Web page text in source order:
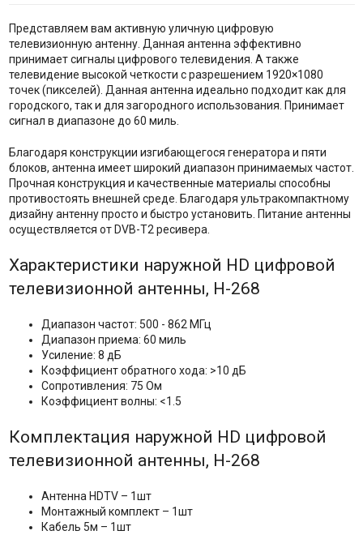
Представляем вам активную уличную цифровую
телевизионную антенну. Данная антенна эффективно
принимает сигналы цифрового телевидения. А также
телевидение высокой четкости с разрешением 1920×1080
точек (пикселей). Данная антенна идеально подходит как для
городского, так и для загородного использования. Принимает
сигнал в диапазоне до 60 миль.
Благодаря конструкции изгибающегося генератора и пяти
блоков, антенна имеет широкий диапазон принимаемых частот.
Прочная конструкция и качественные материалы способны
противостоять внешней среде. Благодаря ультракомпактному
дизайну антенну просто и быстро установить. Питание антенны
осуществляется от DVB-T2 ресивера.
Характеристики наружной HD цифровой
телевизионной антенны, H-268
Диапазон частот: 500 - 862 МГц
Диапазон приема: 60 миль
Усиление: 8 дБ
Коэффициент обратного хода: >10 дБ
Сопротивления: 75 Ом
Коэффициент волны: <1.5
Комплектация наружной HD цифровой
телевизионной антенны, H-268
Антенна HDTV – 1шт
Монтажный комплект – 1шт
Кабель 5м – 1шт